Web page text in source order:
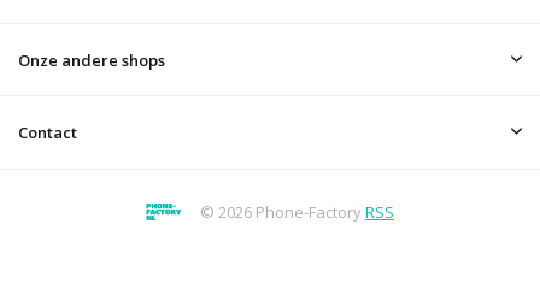
Onze andere shops
Contact
© 2026 Phone-FactoryRSS